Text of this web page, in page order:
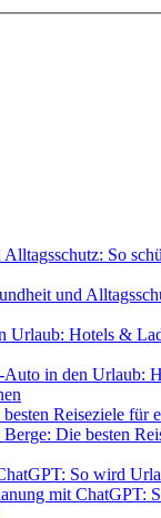
und
in den Urlaub:
Berge: Die besten
mit ChatGPT: